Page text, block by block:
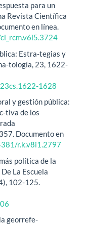
para un
Revista Científica
en línea.
Estra-tegias y
tología, 23, 1622-
1628
y gestión pública:
tiva de los
Documento en
r.k.v8i1.2797
política de la
La Escuela
102-125.
georrefe-